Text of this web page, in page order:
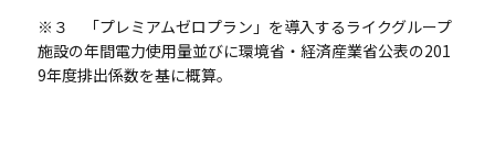
※３ 「プレミアムゼロプラン」を導入するライクグループ
施設の年間電力使用量並びに環境省・経済産業省公表の201
9年度排出係数を基に概算。